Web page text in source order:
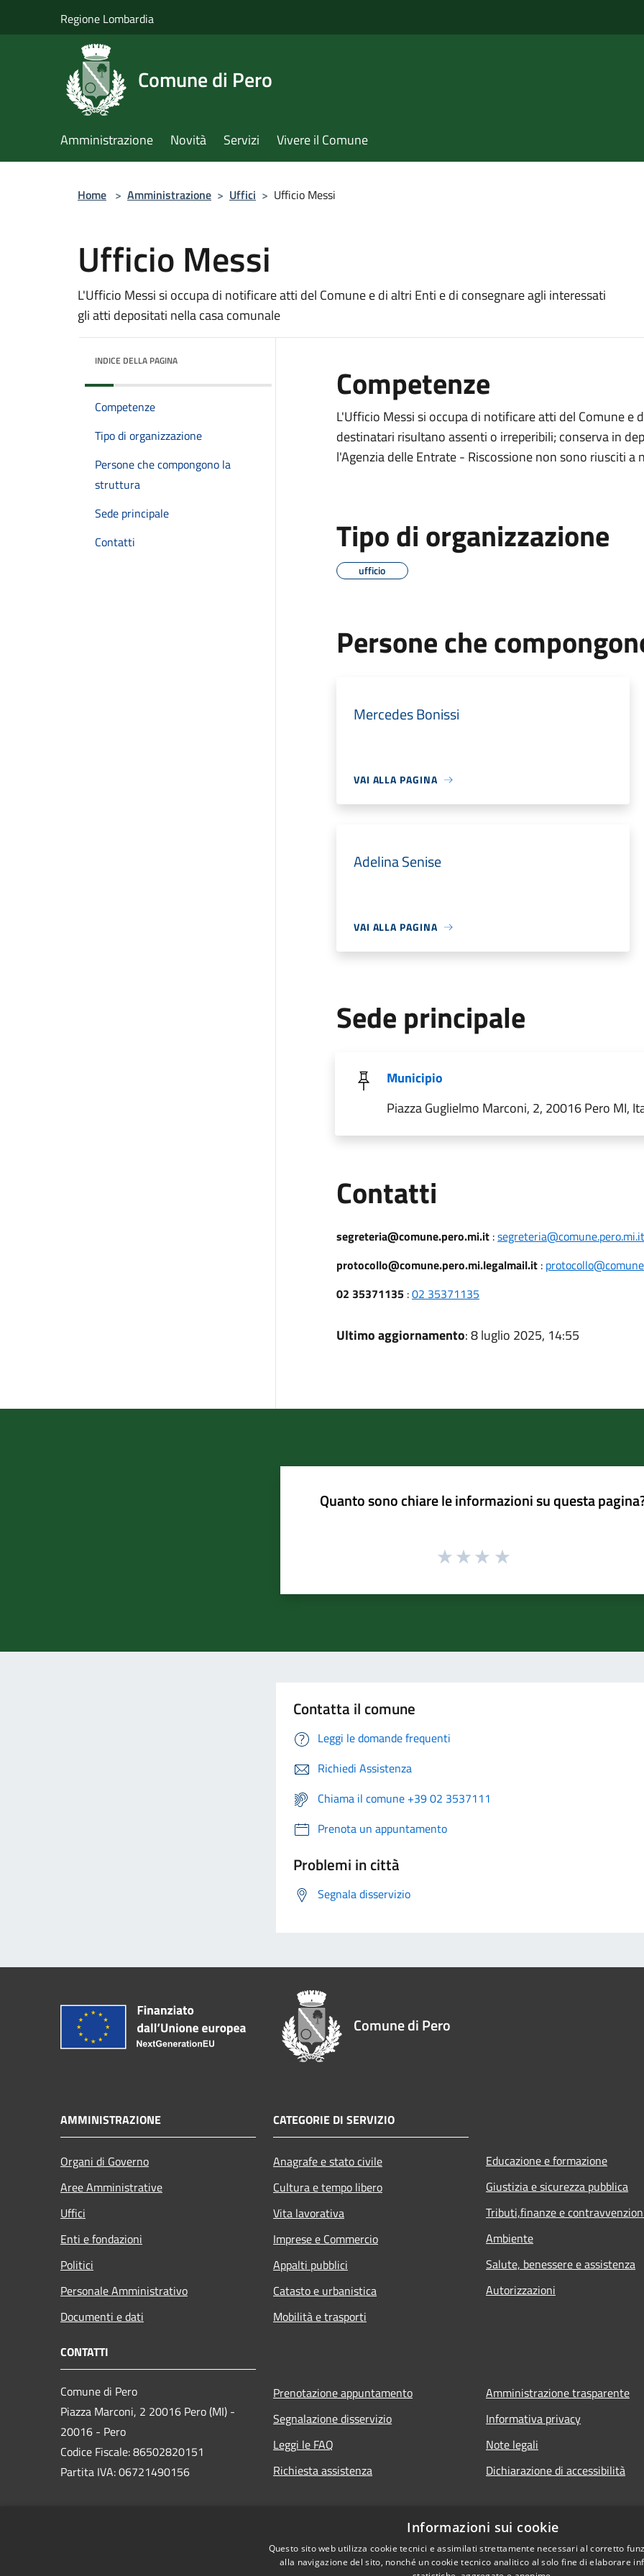
Regione Lombardia
Comune di Pero
Amministrazione Novità Servizi Vivere il Comune
Home > Amministrazione > Uffici > Ufficio Messi
Ufficio Messi
L'Ufficio Messi si occupa di notificare atti del Comune e di altri Enti e di consegnare agli interessati
gli atti depositati nella casa comunale
INDICE DELLA PAGINA
Competenze
Tipo di organizzazione
Persone che compongono la
struttura
Sede principale
Contatti
Competenze
L'Ufficio Messi si occupa di notificare atti del Comune
destinatari risultano assenti o irreperibili; conserva in
l'Agenzia delle Entrate - Riscossione non sono riusciti a
Tipo di organizzazione
ufficio
Persone che
Mercedes Bonissi
VAI ALLA PAGINA
Adelina Senise
VAI ALLA PAGINA
Sede principale
Municipio
Piazza Guglielmo Marconi, 2, 20016 Pero MI,
Contatti
segreteria@comune.pero.mi.it:segreteria@comune.pero.mi.it
protocollo@comune.pero.mi.legalmail.it:
02 35371135:02 35371135
Ultimo aggiornamento: 8 luglio 2025, 14:55
Quanto sono chiare le informazioni su questa
Contatta il comune
Leggi le domande frequenti
Richiedi Assistenza
Chiama il comune +39 02 3537111
Prenota un appuntamento
Problemi in città
Segnala disservizio
Comune di Pero
AMMINISTRAZIONE
Organi di Governo
Aree Amministrative
Uffici
Enti e fondazioni
Politici
Personale Amministrativo
Documenti e dati
CATEGORIE DI SERVIZIO
Anagrafe e stato civile
Cultura e tempo libero
Vita lavorativa
Imprese e Commercio
Appalti pubblici
Catasto e urbanistica
Mobilità e trasporti
Educazione e formazione
Giustizia e sicurezza pubblica
Tributi,finanze e
Ambiente
Salute, benessere e assistenza
Autorizzazioni
CONTATTI
Comune di Pero
Piazza Marconi, 2 20016 Pero (MI) -
20016 - Pero
Codice Fiscale: 86502820151
Partita IVA: 06721490156
Prenotazione appuntamento
Segnalazione disservizio
Leggi le FAQ
Richiesta assistenza
Amministrazione trasparente
Informativa privacy
Note legali
Dichiarazione di accessibilità
Informazioni sui cookie
Questo sito web utilizza cookie tecnici e assimilati strettamente necessari al corretto
alla navigazione del sito, nonché un cookie tecnico analitico al solo fine di elaborare